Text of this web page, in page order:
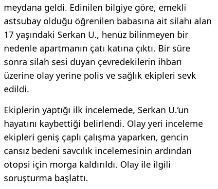
meydana geldi. Edinilen bilgiye göre, emekli
astsubay olduğu öğrenilen babasına ait silahı alan
17 yaşındaki Serkan U., henüz bilinmeyen bir
nedenle apartmanın çatı katına çıktı. Bir süre
sonra silah sesi duyan çevredekilerin ihbarı
üzerine olay yerine polis ve sağlık ekipleri sevk
edildi.
Ekiplerin yaptığı ilk incelemede, Serkan U.’un
hayatını kaybettiği belirlendi. Olay yeri inceleme
ekipleri geniş çaplı çalışma yaparken, gencin
cansız bedeni savcılık incelemesinin ardından
otopsi için morga kaldırıldı. Olay ile ilgili
soruşturma başlattı.